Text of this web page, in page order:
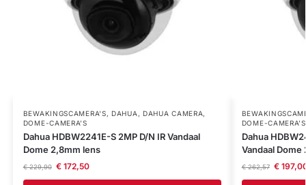
BEWAKINGSCAMERA'S,DAHUA , DAHUA CAMERA,
DOME-CAMERA’S
Dahua HDBW2241E-S 2MP D/N IR Vandaal
Dome 2,8mm lens
€229,90 €172,50
DOME-CAMERA’S
Dahua
Vandaal Dome
€262,57 €